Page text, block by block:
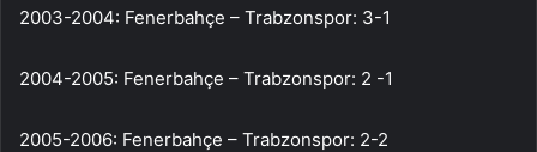
2003-2004: Fenerbahçe – Trabzonspor: 3-1
2004-2005: Fenerbahçe – Trabzonspor: 2 -1
2005-2006: Fenerbahçe – Trabzonspor: 2-2